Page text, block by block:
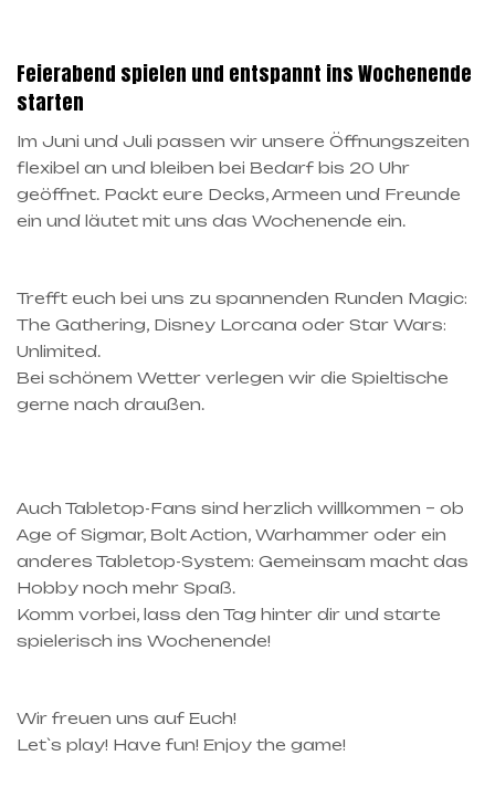
Feierabend spielen und entspannt ins Wochenende
starten
Im Juni und Juli passen wir unsere Öffnungszeiten
flexibel an und bleiben bei Bedarf bis 20 Uhr
geöffnet. Packt eure Decks, Armeen und Freunde
ein und läutet mit uns das Wochenende ein.
Trefft euch bei uns zu spannenden Runden Magic:
The Gathering, Disney Lorcana oder Star Wars:
Unlimited.
Bei schönem Wetter verlegen wir die Spieltische
gerne nach draußen.
Auch Tabletop-Fans sind herzlich willkommen – ob
Age of Sigmar, Bolt Action, Warhammer oder ein
anderes Tabletop-System: Gemeinsam macht das
Hobby noch mehr Spaß.
Komm vorbei, lass den Tag hinter dir und starte
spielerisch ins Wochenende!
Wir freuen uns auf Euch!
Let`s play! Have fun! Enjoy the game!